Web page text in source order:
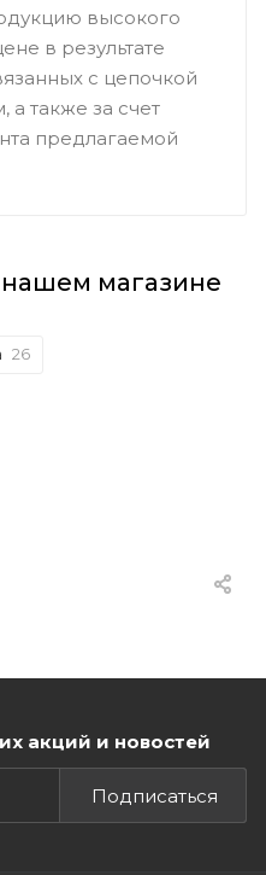
высокого
в результате
с цепочкой
а также за счет
предлагаемой
нашем магазине
26
акций и новостей
Подписаться